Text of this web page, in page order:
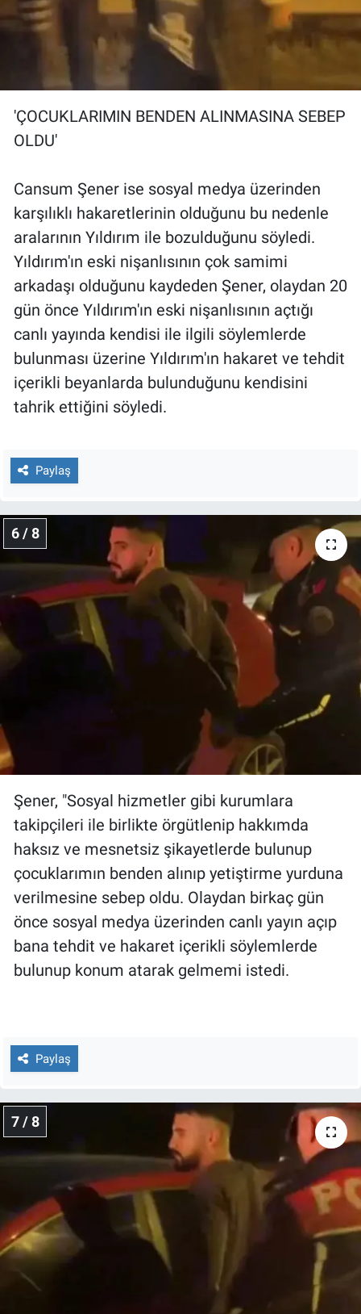
'ÇOCUKLARIMIN BENDEN ALINMASINA SEBEP
OLDU'
Cansum Şener ise sosyal medya üzerinden
karşılıklı hakaretlerinin olduğunu bu nedenle
aralarının Yıldırım ile bozulduğunu söyledi.
Yıldırım'ın eski nişanlısının çok samimi
arkadaşı olduğunu kaydeden Şener, olaydan 20
gün önce Yıldırım'ın eski nişanlısının açtığı
canlı yayında kendisi ile ilgili söylemlerde
bulunması üzerine Yıldırım'ın hakaret ve tehdit
içerikli beyanlarda bulunduğunu kendisini
tahrik ettiğini söyledi.
Paylaş
6 / 8
Şener, "Sosyal hizmetler gibi kurumlara
takipçileri ile birlikte örgütlenip hakkımda
haksız ve mesnetsiz şikayetlerde bulunup
çocuklarımın benden alınıp yetiştirme yurduna
verilmesine sebep oldu. Olaydan birkaç gün
önce sosyal medya üzerinden canlı yayın açıp
bana tehdit ve hakaret içerikli söylemlerde
bulunup konum atarak gelmemi istedi.
Paylaş
7 / 8